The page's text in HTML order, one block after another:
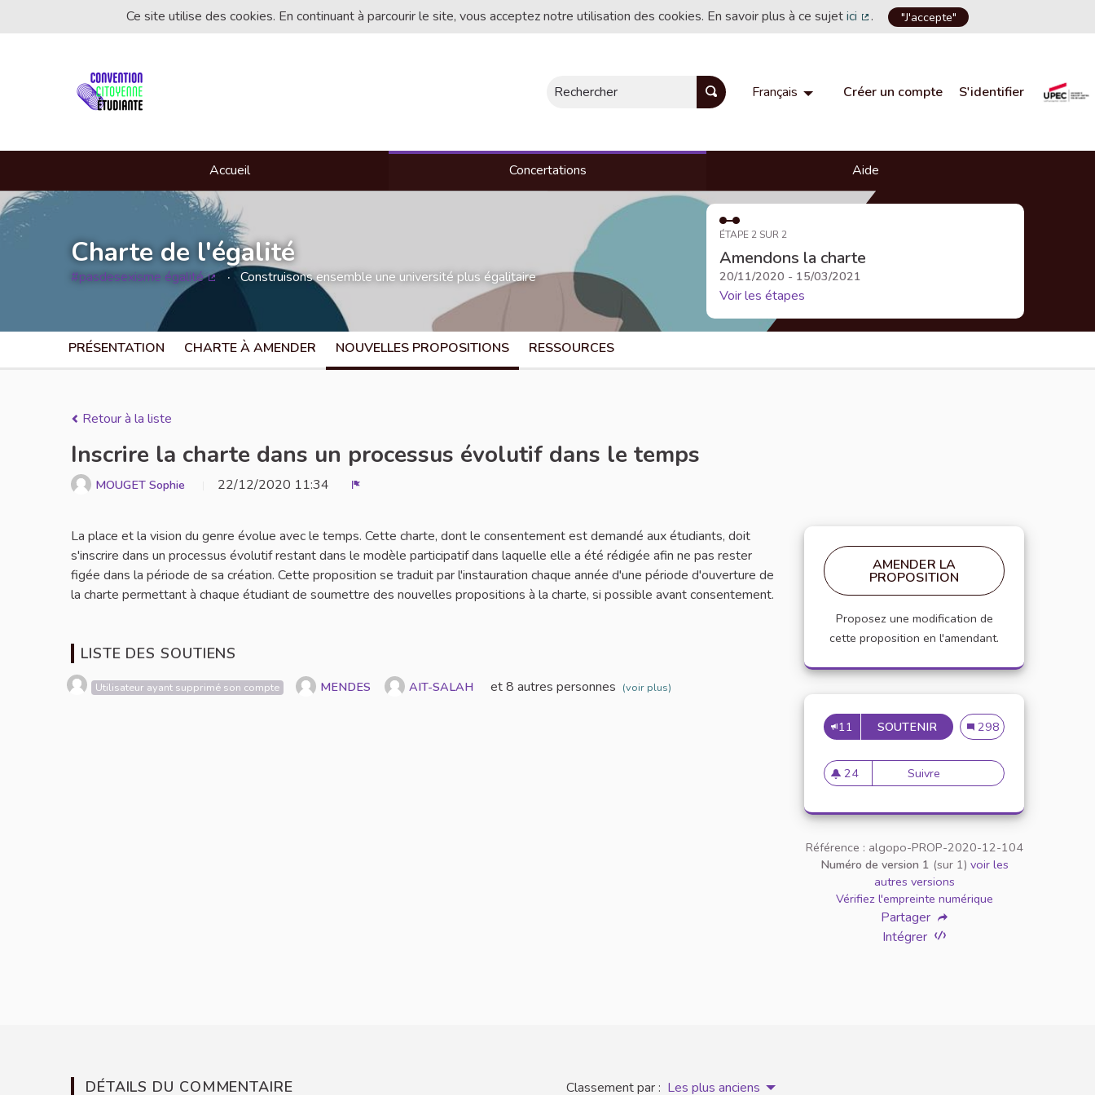
Ce site utilise des cookies. En continuant à parcourir le site, vous acceptez notre utilisation des cookies. En savoir plus à ce sujetici
(Lien externe)
. "J'accepte"
Rechercher Français Choisir la langueChoose language
Créer un compte S'identifier
Accueil Concertations Aide
Charte de l'égalité
#pasdesexisme égalité Construisons ensemble une université plus égalitaire
ÉTAPE 2 SUR 2
Amendons la charte
20/11/2020 - 15/03/2021
Voir les étapes
PRÉSENTATION CHARTE À AMENDER NOUVELLES PROPOSITIONS RESSOURCES
Retour à la liste
Inscrire la charte dans un processus évolutif dans le temps
MOUGET Sophie 22/12/2020 11:34
La place et la vision du genre évolue avec le temps. Cette charte, dont le consentement est demandé aux étudiants, doit
s'inscrire dans un processus évolutif restant dans le modèle participatif dans laquelle elle a été rédigée afin ne pas rester
figée dans la période de sa création. Cette proposition se traduit par l'instauration chaque année d'une période d'ouverture de
la charte permettant à chaque étudiant de soumettre des nouvelles propositions à la charte, si possible avant consentement.
LISTE DES SOUTIENS
Utilisateur ayant supprimé son compte MENDES AIT-SALAH et 8 autres personnes (voir plus)
AMENDER LA
PROPOSITION
Proposez une modification de
cette proposition en l'amendant.
11 SOUTENIRINSCRIRE LA CHARTE
Inscrire la charte dans
298
24
24 abonnés
Suivre Inscrire la charte dans un
Référence : algopo-PROP-2020-12-104
Numéro de version 1 (sur 1) voir les
autres versions
Vérifiez l'empreinte numérique
Partager
Intégrer
DÉTAILS DU COMMENTAIRE Classement par : Les plus anciens